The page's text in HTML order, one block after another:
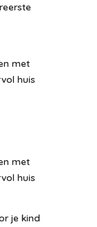
met
huis
met
huis
je kind